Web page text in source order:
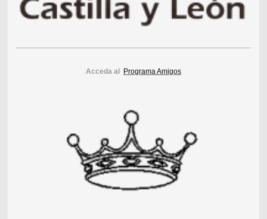
Acceda al Programa Amigos